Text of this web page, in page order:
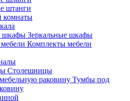
штанги
комнаты
Зеркальные шкафы
Комплекты мебели
Столешницы
Тумбы под